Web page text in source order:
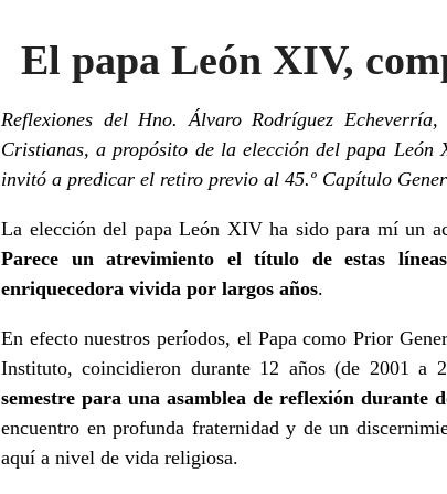
El papa León XIV,
Reflexiones del Hno. Álvaro Rodríguez
Cristianas, a propósito de la elección del papa León
invitó a predicar el retiro previo al 45.º Capítulo
La elección del papa León XIV ha sido para mí un
Parece un atrevimiento el título de estas
enriquecedora vivida por largos años.
En efecto nuestros períodos, el Papa como Prior
Instituto, coincidieron durante 12 años (de 2001 a
semestre para una asamblea de reflexión durante
encuentro en profunda fraternidad y de un
aquí a nivel de vida religiosa.